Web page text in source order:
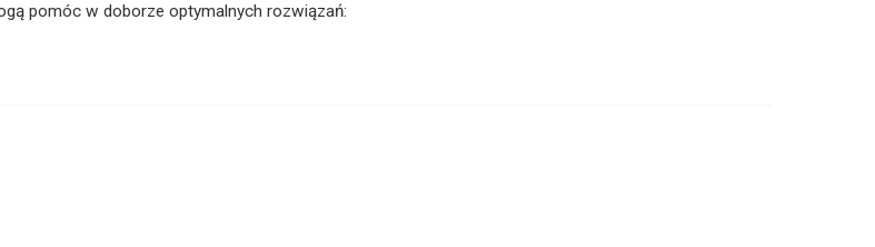
pomóc w doborze optymalnych rozwiązań: